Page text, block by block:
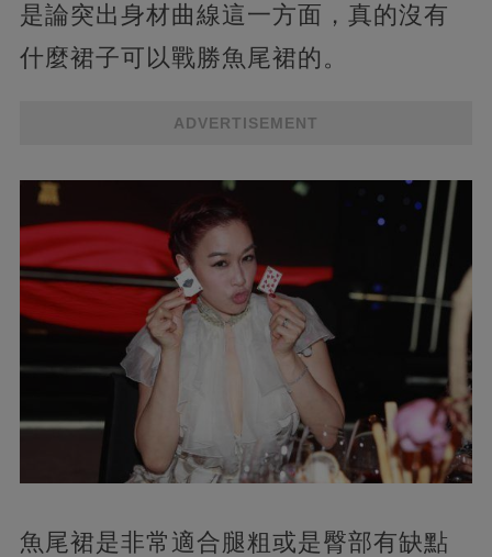
是論突出身材曲線這一方面，真的沒有
什麼裙子可以戰勝魚尾裙的。
ADVERTISEMENT
魚尾裙是非常適合腿粗或是臀部有缺點